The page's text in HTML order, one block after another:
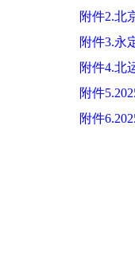
附件2.北
附件3.永
附件4.北
附件
附件